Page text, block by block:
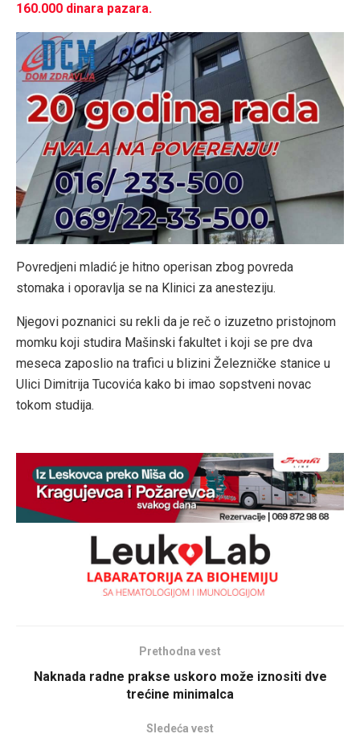
160.000 dinara pazara.
Povredjeni mladić je hitno operisan zbog povreda
stomaka i oporavlja se na Klinici za anesteziju.
Njegovi poznanici su rekli da je reč o izuzetno pristojnom
momku koji studira Mašinski fakultet i koji se pre dva
meseca zaposlio na trafici u blizini Železničke stanice u
Ulici Dimitrija Tucovića kako bi imao sopstveni novac
tokom studija.
Prethodna vest
Naknada radne prakse uskoro može iznositi dve
trećine minimalca
Sledeća vest